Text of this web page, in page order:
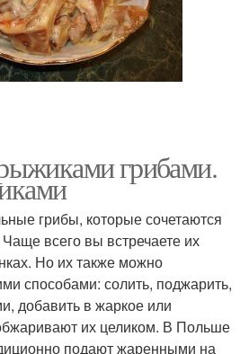
грибами.
грибы, которые сочетаются
всего вы встречаете их
Но их также можно
способами: солить, поджарить,
добавить в жаркое или
их целиком. В Польше
подают жаренными на